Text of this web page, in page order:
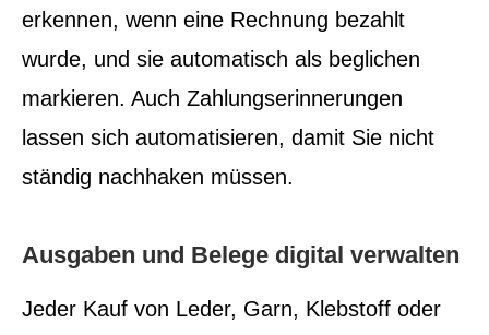
erkennen, wenn eine Rechnung bezahlt
wurde, und sie automatisch als beglichen
markieren. Auch Zahlungserinnerungen
lassen sich automatisieren, damit Sie nicht
ständig nachhaken müssen.
Ausgaben und Belege digital verwalten
Jeder Kauf von Leder, Garn, Klebstoff oder